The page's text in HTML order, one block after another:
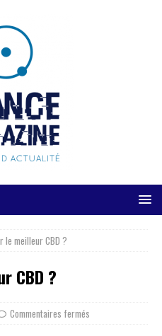
le meilleur CBD ?
CBD ?
Commentaires fermés